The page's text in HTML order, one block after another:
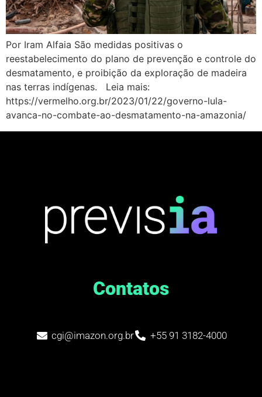
Por Iram Alfaia São medidas positivas o
reestabelecimento do plano de prevenção e controle do
desmatamento, e proibição da exploração de madeira
nas terras indígenas. Leia mais:
https://vermelho.org.br/2023/01/22/governo-lula-
avanca-no-combate-ao-desmatamento-na-amazonia/
Contatos
cgi@imazon.org.br +55 91 3182-4000